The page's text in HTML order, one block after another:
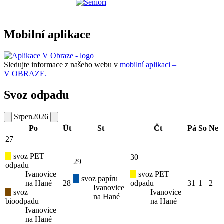
Mobilní aplikace
Sledujte informace z našeho webu v mobilní aplikaci –
V OBRAZE.
Svoz odpadu
Srpen2026
Po
Út St Čt Pá So Ne
27
svoz PET
odpadu
Ivanovice
na Hané
svoz
bioodpadu
Ivanovice
na Hané
28
29
svoz papíru
Ivanovice
na Hané
30
svoz PET
odpadu
Ivanovice
na Hané
31 1 2